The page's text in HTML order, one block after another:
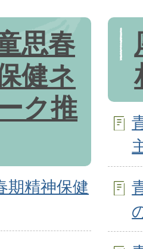
思春
健ネ
ク推
期精神保健